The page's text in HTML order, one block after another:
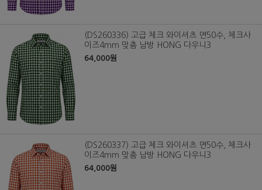
(DS260336) 고급 체크 와이셔츠 면50수, 체크사
이즈4mm 맞춤 남방 HONG 다우니3
64,000원
(DS260337) 고급 체크 와이셔츠 면50수, 체크사
이즈4mm 맞춤 남방 HONG 다우니3
64,000원